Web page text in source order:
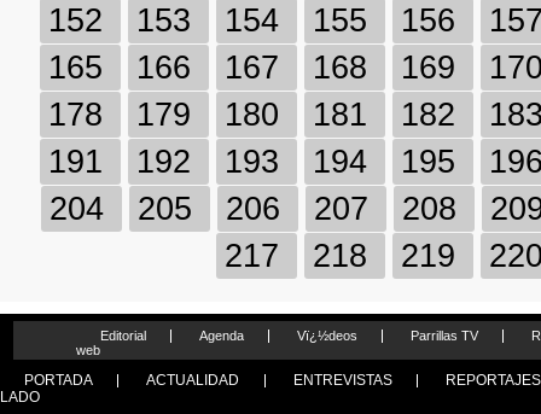
152
153 154 155 156
165
166 167 168 169
178
179 180 181 182
191
192 193 194 195
204
205 206 207 208
217
218 219
Editorial Agenda Vï¿½deos Parrillas TV
web
PORTADA ACTUALIDAD ENTREVISTAS
REPORTAJES
LADO